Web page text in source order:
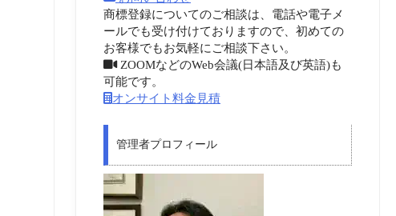
商標登録についてのご相談は、電話や電子メ
ールでも受け付けておりますので、初めての
お客様でもお気軽にご相談下さい。
ZOOMなどのWeb会議(日本語及び英語)も
可能です。
オンサイト料金見積
管理者プロフィール